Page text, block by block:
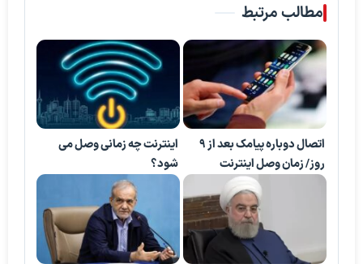
مطالب مرتبط
اتصال دوباره پیامک بعد از 9
روز/ زمان وصل اینترنت
اینترنت چه زمانی وصل می
شود؟